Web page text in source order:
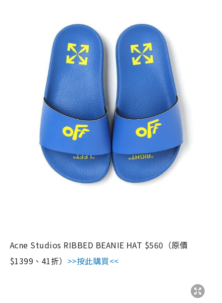
Acne Studios RIBBED BEANIE HAT $560（原價
$1399、41折） >>按此購買<<